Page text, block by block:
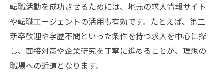
転職活動を成功させるためには、地元の求人情報サイト
や転職エージェントの活用も有効です。たとえば、第二
新卒歓迎や学歴不問といった条件を持つ求人を中心に探
し、面接対策や企業研究を丁寧に進めることが、理想の
職場への近道となります。